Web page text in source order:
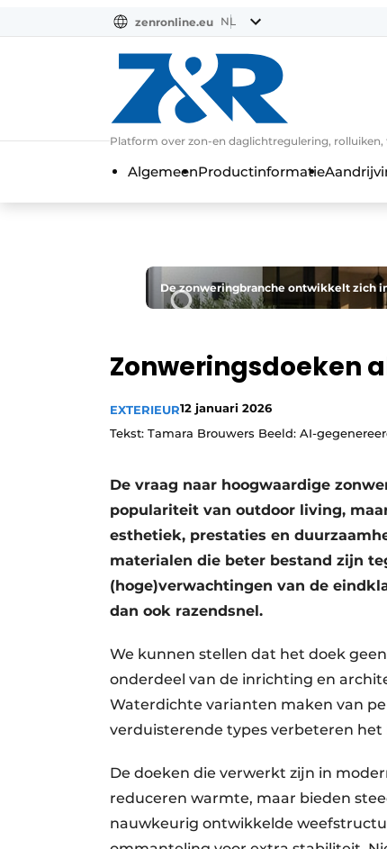
zenronline.eu NL
Platform over zon-en daglichtregulering,
AlgemeenProductinformatie
De zonweringbranche ontwikkelt zich
Zonweringsdoeken
EXTERIEUR12 januari 2026
Tekst: Tamara Brouwers Beeld: AI-
De vraag naar hoogwaardige
populariteit van outdoor living,
esthetiek, prestaties en
materialen die beter bestand zijn
(hoge)verwachtingen van de
dan ook razendsnel.
We kunnen stellen dat het doek
onderdeel van de inrichting en
Waterdichte varianten maken van
verduisterende types verbeteren
De doeken die verwerkt zijn in
reduceren warmte, maar bieden
nauwkeurig ontwikkelde